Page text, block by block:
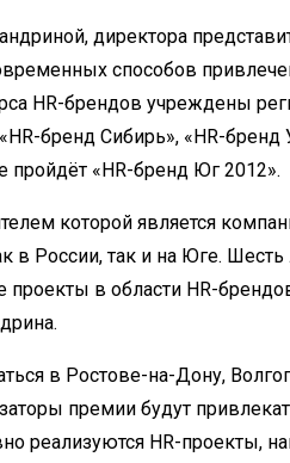
директора
способов
HR-брендов учреждены
бренд Сибирь», «HR-бренд
пройдёт «HR-бренд Юг 2012».
которой является
в России, так и на Юге.
в области HR-
в Ростове-на-Дону,
премии будут
реализуются HR-проекты,